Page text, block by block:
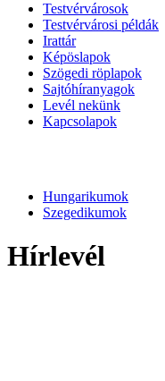
Testvérvárosok
Testvérvárosi példák
Irattár
Képöslapok
Szögedi röplapok
Sajtóhíranyagok
Levél nekünk
Kapcsolapok
Hungarikumok
Szegedikumok
Hírlevél